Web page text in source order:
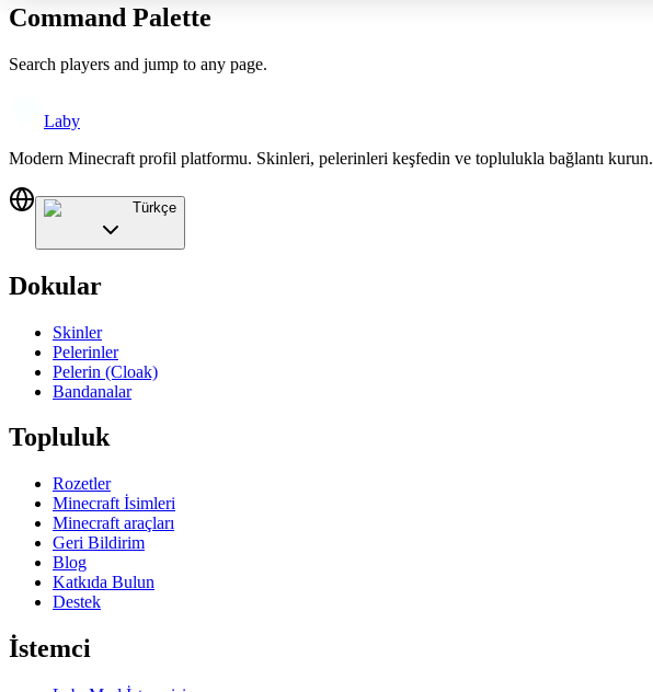
Command Palette
Search players and jump to any page.
Laby
Modern Minecraft profil platformu. Skinleri, pelerinleri keşfedin ve toplulukla bağlantı kurun.
Türkçe
Dokular
Skinler
Pelerinler
Pelerin (Cloak)
Bandanalar
Topluluk
Rozetler
Minecraft İsimleri
Minecraft araçları
Geri Bildirim
Blog
Katkıda Bulun
Destek
İstemci